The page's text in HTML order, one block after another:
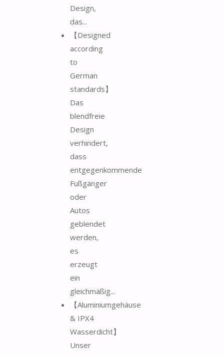
Design,
das...
【Designed
according
to
German
standards】
Das
blendfreie
Design
verhindert,
dass
entgegenkommende
Fußgänger
oder
Autos
geblendet
werden,
es
erzeugt
ein
gleichmäßig...
【Aluminiumgehäuse
& IPX4
Wasserdicht】
Unser